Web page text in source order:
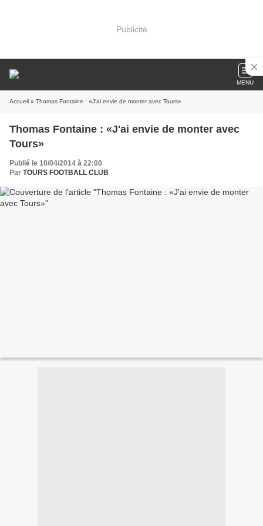
Publicité
MENU
Accueil » Thomas Fontaine : «J'ai envie de monter avec Tours»
Thomas Fontaine : «J'ai envie de monter avec
Tours»
Publié le 10/04/2014 à 22:00
Par TOURS FOOTBALL CLUB